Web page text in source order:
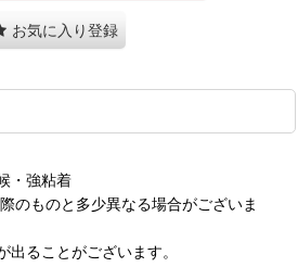
お気に入り登録
・強粘着
のものと多少異なる場合がございま
ることがございます。